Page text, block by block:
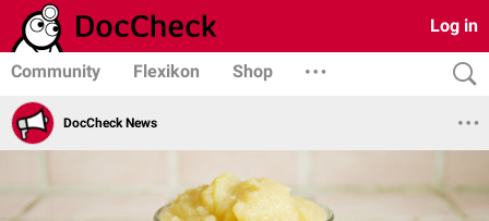
Log in
Community Flexikon Shop
DocCheck News